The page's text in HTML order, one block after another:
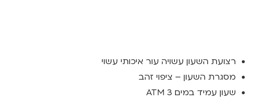
רצועת השעון עשויה עור איכותי עשוי
מסגרת השעון – ציפוי זהב
שעון עמיד במים 3 ATM